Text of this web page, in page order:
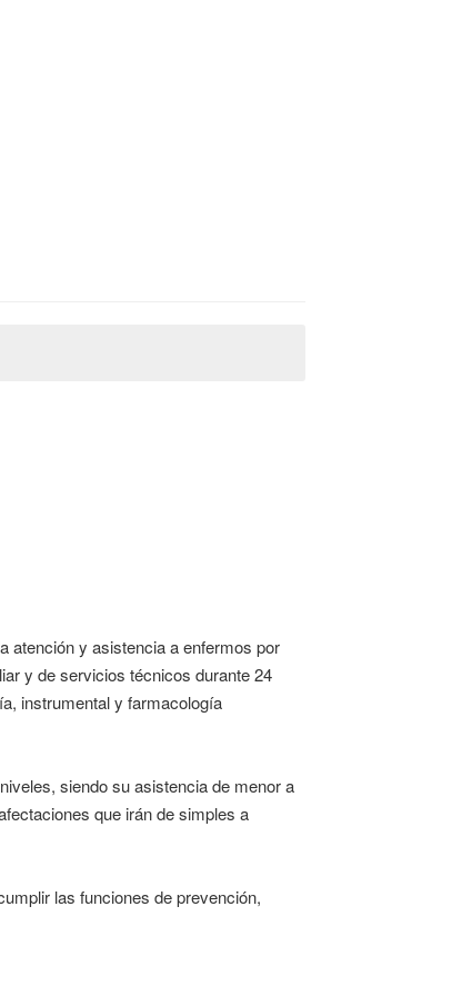
atención y asistencia a enfermos por
y de servicios técnicos durante 24
instrumental y farmacología
siendo su asistencia de menor a
que irán de simples a
las funciones de prevención,